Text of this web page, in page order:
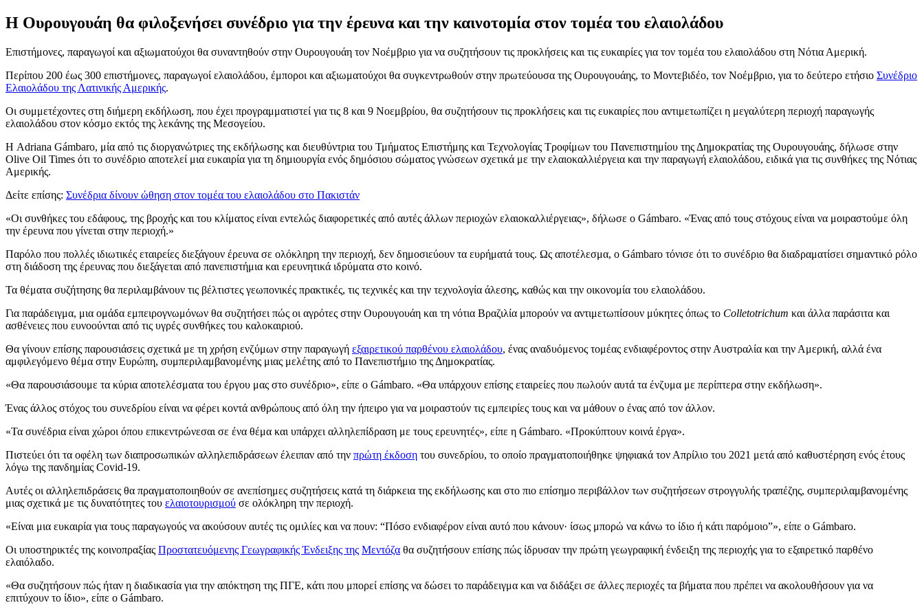
Η Ουρουγουάη θα φιλοξενήσει συνέδριο για την έρευνα και την καινοτομία στον τομέα του ελαιολάδου
Επιστήμονες, παραγωγοί και αξιωματούχοι θα συναντηθούν στην Ουρουγουάη τον Νοέμβριο για να συζητήσουν τις προκλήσεις και τις ευκαιρίες για τον τομέα του ελαιολάδου στη Νότια Αμερική.
Περίπου 200 έως 300 επιστήμονες, παραγωγοί ελαιολάδου, έμποροι και αξιωματούχοι θα συγκεντρωθούν στην πρωτεύουσα της Ουρουγουάης, το Μοντεβιδέο, τον Νοέμβριο, για το δεύτερο ετήσιο Συνέδριο
Ελαιολάδου της Λατινικής Αμερικής.
Οι συμμετέχοντες στη διήμερη εκδήλωση, που έχει προγραμματιστεί για τις 8 και 9 Νοεμβρίου, θα συζητήσουν τις προκλήσεις και τις ευκαιρίες που αντιμετωπίζει η μεγαλύτερη περιοχή παραγωγής
ελαιολάδου στον κόσμο εκτός της λεκάνης της Μεσογείου.
Η Adriana Gámbaro, μία από τις διοργανώτριες της εκδήλωσης και διευθύντρια του Τμήματος Επιστήμης και Τεχνολογίας Τροφίμων του Πανεπιστημίου της Δημοκρατίας της Ουρουγουάης, δήλωσε στην
Olive Oil Times ότι το συνέδριο αποτελεί μια ευκαιρία για τη δημιουργία ενός δημόσιου σώματος γνώσεων σχετικά με την ελαιοκαλλιέργεια και την παραγωγή ελαιολάδου, ειδικά για τις συνθήκες της Νότιας
Αμερικής.
Δείτε επίσης: Συνέδρια δίνουν ώθηση στον τομέα του ελαιολάδου στο Πακιστάν
«Οι συνθήκες του εδάφους, της βροχής και του κλίματος είναι εντελώς διαφορετικές από αυτές άλλων περιοχών ελαιοκαλλιέργειας», δήλωσε ο Gámbaro. «Ένας από τους στόχους είναι να μοιραστούμε όλη
την έρευνα που γίνεται στην περιοχή.»
Παρόλο που πολλές ιδιωτικές εταιρείες διεξάγουν έρευνα σε ολόκληρη την περιοχή, δεν δημοσιεύουν τα ευρήματά τους. Ως αποτέλεσμα, ο Gámbaro τόνισε ότι το συνέδριο θα διαδραματίσει σημαντικό ρόλο
στη διάδοση της έρευνας που διεξάγεται από πανεπιστήμια και ερευνητικά ιδρύματα στο κοινό.
Τα θέματα συζήτησης θα περιλαμβάνουν τις βέλτιστες γεωπονικές πρακτικές, τις τεχνικές και την τεχνολογία άλεσης, καθώς και την οικονομία του ελαιολάδου.
Για παράδειγμα, μια ομάδα εμπειρογνωμόνων θα συζητήσει πώς οι αγρότες στην Ουρουγουάη και τη νότια Βραζιλία μπορούν να αντιμετωπίσουν μύκητες όπως το Colletotrichum και άλλα παράσιτα και
ασθένειες που ευνοούνται από τις υγρές συνθήκες του καλοκαιριού.
Θα γίνουν επίσης παρουσιάσεις σχετικά με τη χρήση ενζύμων στην παραγωγή εξαιρετικού παρθένου ελαιολάδου, ένας αναδυόμενος τομέας ενδιαφέροντος στην Αυστραλία και την Αμερική, αλλά ένα
αμφιλεγόμενο θέμα στην Ευρώπη, συμπεριλαμβανομένης μιας μελέτης από το Πανεπιστήμιο της Δημοκρατίας.
«Θα παρουσιάσουμε τα κύρια αποτελέσματα του έργου μας στο συνέδριο», είπε ο Gámbaro. «Θα υπάρχουν επίσης εταιρείες που πωλούν αυτά τα ένζυμα με περίπτερα στην εκδήλωση».
Ένας άλλος στόχος του συνεδρίου είναι να φέρει κοντά ανθρώπους από όλη την ήπειρο για να μοιραστούν τις εμπειρίες τους και να μάθουν ο ένας από τον άλλον.
«Τα συνέδρια είναι χώροι όπου επικεντρώνεσαι σε ένα θέμα και υπάρχει αλληλεπίδραση με τους ερευνητές», είπε η Gámbaro. «Προκύπτουν κοινά έργα».
Πιστεύει ότι τα οφέλη των διαπροσωπικών αλληλεπιδράσεων έλειπαν από την πρώτη έκδοση του συνεδρίου, το οποίο πραγματοποιήθηκε ψηφιακά τον Απρίλιο του 2021 μετά από καθυστέρηση ενός έτους
λόγω της πανδημίας Covid-19.
Αυτές οι αλληλεπιδράσεις θα πραγματοποιηθούν σε ανεπίσημες συζητήσεις κατά τη διάρκεια της εκδήλωσης και στο πιο επίσημο περιβάλλον των συζητήσεων στρογγυλής τραπέζης, συμπεριλαμβανομένης
μιας σχετικά με τις δυνατότητες του ελαιοτουρισμού σε ολόκληρη την περιοχή.
«Είναι μια ευκαιρία για τους παραγωγούς να ακούσουν αυτές τις ομιλίες και να πουν: “Πόσο ενδιαφέρον είναι αυτό που κάνουν· ίσως μπορώ να κάνω το ίδιο ή κάτι παρόμοιο”», είπε ο Gámbaro.
Οι υποστηρικτές της κοινοπραξίας Προστατευόμενης Γεωγραφικής Ένδειξης της Μεντόζα θα συζητήσουν επίσης πώς ίδρυσαν την πρώτη γεωγραφική ένδειξη της περιοχής για το εξαιρετικό παρθένο
ελαιόλαδο.
«Θα συζητήσουν πώς ήταν η διαδικασία για την απόκτηση της ΠΓΕ, κάτι που μπορεί επίσης να δώσει το παράδειγμα και να διδάξει σε άλλες περιοχές τα βήματα που πρέπει να ακολουθήσουν για να
επιτύχουν το ίδιο», είπε ο Gámbaro.